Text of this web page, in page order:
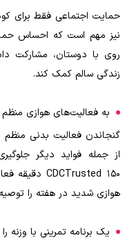
حمایت اجتماعی فقط برای
نیز مهم است که احساس
روی با دوستان، مشارکت
زندگی سالم کمک کند.
به فعالیت‌های هوازی منظم
گنجاندن فعالیت بدنی
از جمله فواید دیگر
هوازی شدید در هفته را
یک برنامه تمرینی با وزنه